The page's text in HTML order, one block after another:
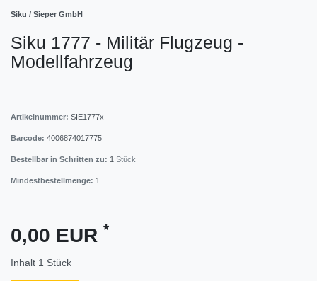
Siku / Sieper GmbH
Siku 1777 - Militär Flugzeug -
Modellfahrzeug
Artikelnummer: SIE1777x
Barcode: 4006874017775
Bestellbar in Schritten zu: 1 Stück
Mindestbestellmenge: 1
0,00 EUR *
Inhalt 1 Stück